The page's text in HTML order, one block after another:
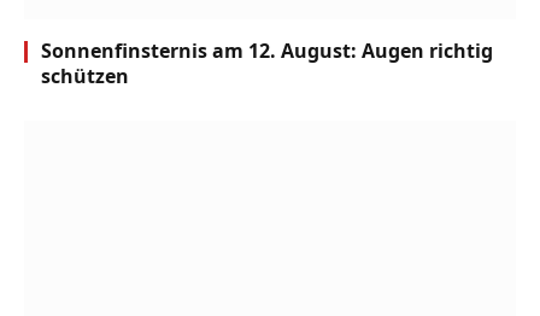
Sonnenfinsternis am 12. August: Augen richtig
schützen